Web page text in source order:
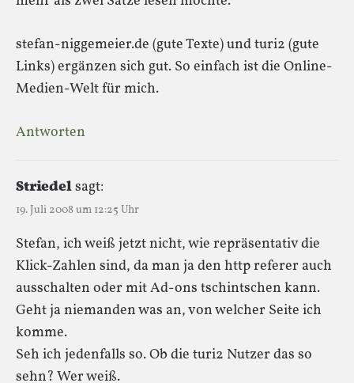
stefan-niggemeier.de (gute Texte) und turi2 (gute
Links) ergänzen sich gut. So einfach ist die Online-
Medien-Welt für mich.
Antworten
Striedelsagt:
19. Juli 2008 um 12:25 Uhr
Stefan, ich weiß jetzt nicht, wie repräsentativ die
Klick-Zahlen sind, da man ja den http referer auch
ausschalten oder mit Ad-ons tschintschen kann.
Geht ja niemanden was an, von welcher Seite ich
komme.
Seh ich jedenfalls so. Ob die turi2 Nutzer das so
sehn? Wer weiß.